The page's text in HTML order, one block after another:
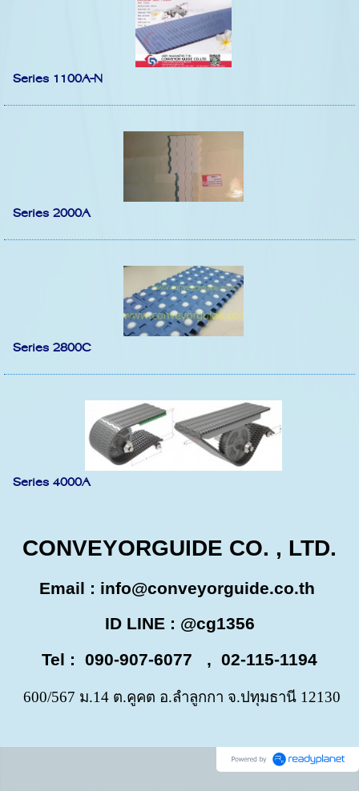
Series 1100A-N
Series 2000A
Series 2800C
Series 4000A
CONVEYORGUIDE CO. , LTD.
Email : info@conveyorguide.co.th
ID LINE : @cg1356
Tel : 090-907-6077 , 02-115-1194
600/567 ม.14 ต.คูคต อ.ลำลูกกา จ.ปทุมธานี 12130